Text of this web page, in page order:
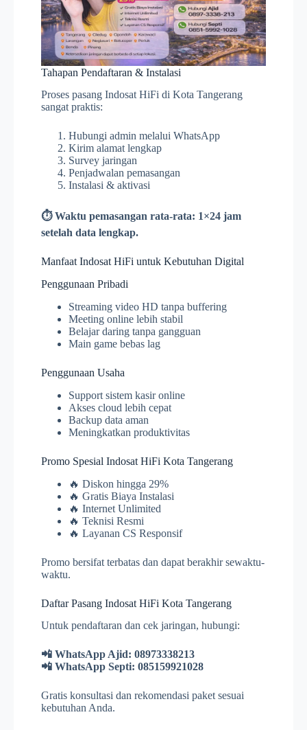
Tahapan Pendaftaran & Instalasi
Proses pasang Indosat HiFi di Kota Tangerang
sangat praktis:
Hubungi admin melalui WhatsApp
Kirim alamat lengkap
Survey jaringan
Penjadwalan pemasangan
Instalasi & aktivasi
⏱️ Waktu pemasangan rata-rata: 1×24 jam
setelah data lengkap.
Manfaat Indosat HiFi untuk Kebutuhan Digital
Penggunaan Pribadi
Streaming video HD tanpa buffering
Meeting online lebih stabil
Belajar daring tanpa gangguan
Main game bebas lag
Penggunaan Usaha
Support sistem kasir online
Akses cloud lebih cepat
Backup data aman
Meningkatkan produktivitas
Promo Spesial Indosat HiFi Kota Tangerang
🔥 Diskon hingga 29%
🔥 Gratis Biaya Instalasi
🔥 Internet Unlimited
🔥 Teknisi Resmi
🔥 Layanan CS Responsif
Promo bersifat terbatas dan dapat berakhir sewaktu-
waktu.
Daftar Pasang Indosat HiFi Kota Tangerang
Untuk pendaftaran dan cek jaringan, hubungi:
📲 WhatsApp Ajid: 08973338213
📲 WhatsApp Septi: 085159921028
Gratis konsultasi dan rekomendasi paket sesuai
kebutuhan Anda.